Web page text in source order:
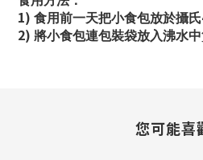
1) 食用前一天把小食包放於攝氏
2) 將小食包連包裝袋放入沸水
您可能喜